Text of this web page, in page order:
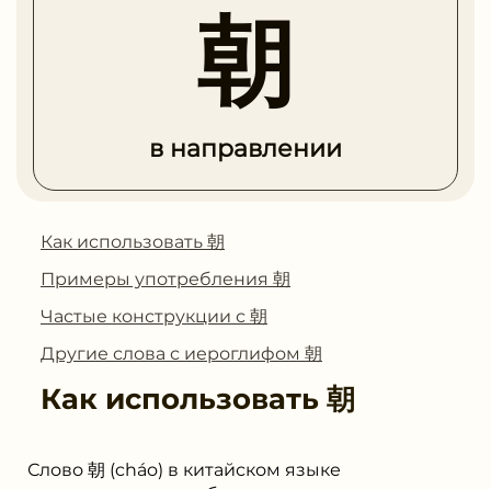
朝
в направлении
Как использовать 朝
Примеры употребления 朝
Частые конструкции с 朝
Другие слова с иероглифом 朝
Как использовать 朝
Слово 朝 (cháo) в китайском языке